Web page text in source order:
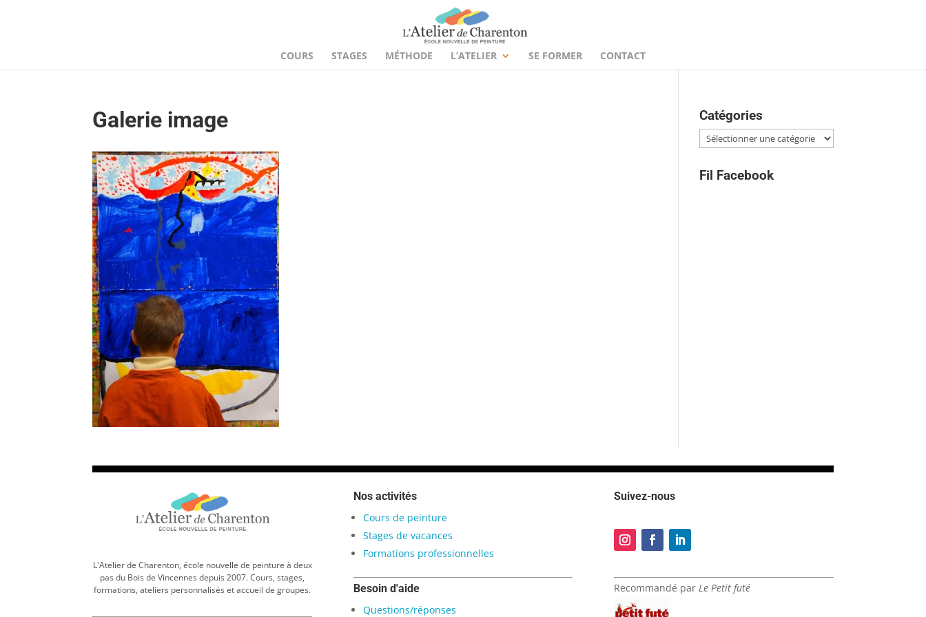
COURS STAGES MÉTHODE L’ATELIER SE FORMER CONTACT
Galerie image Catégories
Catégories
Fil Facebook
L'Atelier de Charenton, école nouvelle de peinture à deux
pas du Bois de Vincennes depuis 2007. Cours, stages,
formations, ateliers personnalisés et accueil de groupes.
Nos activités
Cours de peinture
Stages de vacances
Formations professionnelles
Besoin d'aide
Questions/réponses
Suivez-nous
Recommandé par Le Petit futé